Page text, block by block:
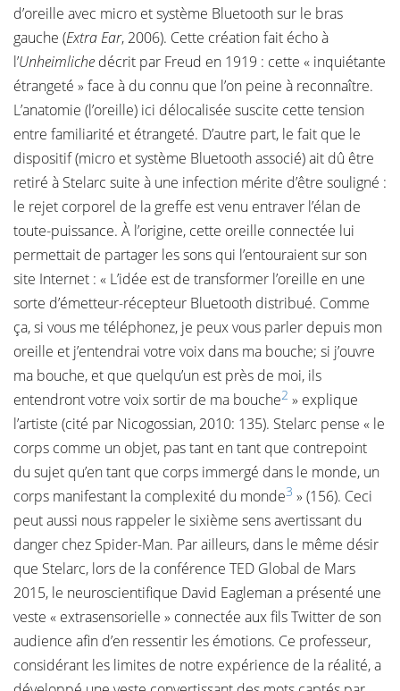
d’oreille avec micro et système Bluetooth sur le bras
gauche (Extra Ear, 2006). Cette création fait écho à
l’Unheimliche décrit par Freud en 1919 : cette « inquiétante
étrangeté » face à du connu que l’on peine à reconnaître.
L’anatomie (l’oreille) ici délocalisée suscite cette tension
entre familiarité et étrangeté. D’autre part, le fait que le
dispositif (micro et système Bluetooth associé) ait dû être
retiré à Stelarc suite à une infection mérite d’être souligné :
le rejet corporel de la greffe est venu entraver l’élan de
toute-puissance. À l’origine, cette oreille connectée lui
permettait de partager les sons qui l’entouraient sur son
site Internet : « L’idée est de transformer l’oreille en une
sorte d’émetteur-récepteur Bluetooth distribué. Comme
ça, si vous me téléphonez, je peux vous parler depuis mon
oreille et j’entendrai votre voix dans ma bouche; si j’ouvre
ma bouche, et que quelqu’un est près de moi, ils
entendront votre voix sortir de ma bouche2 » explique
l’artiste (cité par Nicogossian, 2010: 135). Stelarc pense « le
corps comme un objet, pas tant en tant que contrepoint
du sujet qu’en tant que corps immergé dans le monde, un
corps manifestant la complexité du monde3 » (156). Ceci
peut aussi nous rappeler le sixième sens avertissant du
danger chez Spider-Man. Par ailleurs, dans le même désir
que Stelarc, lors de la conférence TED Global de Mars
2015, le neuroscientifique David Eagleman a présenté une
veste « extrasensorielle » connectée aux fils Twitter de son
audience afin d’en ressentir les émotions. Ce professeur,
considérant les limites de notre expérience de la réalité, a